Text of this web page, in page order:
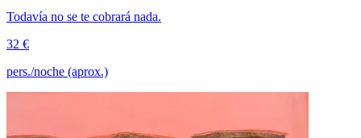
Todavía no se te cobrará nada.
32 €
pers./noche (aprox.)